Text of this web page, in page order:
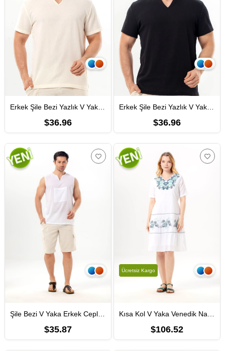
Erkek Şile Bezi Yazlık V Yaka Kısa Kol Atlet Krem Krm
$36.96
Erkek Şile Bezi Yazlık V Yaka Kısa Kol Atlet Siyah Syh
$36.96
Şile Bezi V Yaka Erkek Cepli Kolsuz Atlet Beyaz Byz
$35.87 $106.52
Ücretsiz Kargo